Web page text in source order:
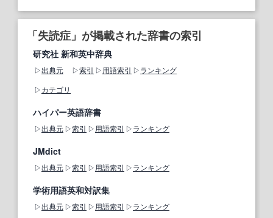
「失読症」が掲載された辞書の索引
研究社 新和英中辞典
出典元 索引 用語索引
ランキング
カテゴリ
ハイパー英語辞書
出典元 索引 用語索引 ランキング
JMdict
出典元 索引 用語索引 ランキング
学術用語英和対訳集
出典元 索引 用語索引 ランキング